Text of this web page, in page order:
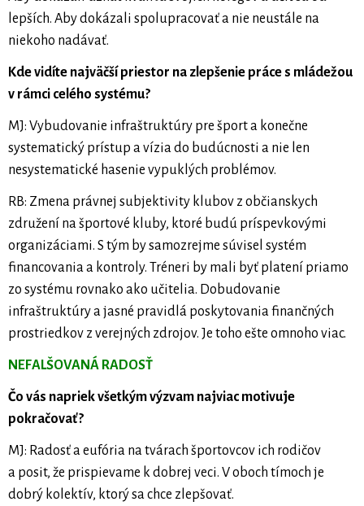
lepších. Aby dokázali spolupracovať a nie neustále na
niekoho nadávať.
Kde vidíte najväčší priestor na zlepšenie práce s mládežou
v rámci celého systému?
MJ: Vybudovanie infraštruktúry pre šport a konečne
systematický prístup a vízia do budúcnosti a nie len
nesystematické hasenie vypuklých problémov.
RB: Zmena právnej subjektivity klubov z občianskych
združení na športové kluby, ktoré budú príspevkovými
organizáciami. S tým by samozrejme súvisel systém
financovania a kontroly. Tréneri by mali byť platení priamo
zo systému rovnako ako učitelia. Dobudovanie
infraštruktúry a jasné pravidlá poskytovania finančných
prostriedkov z verejných zdrojov. Je toho ešte omnoho viac.
NEFALŠOVANÁ RADOSŤ
Čo vás napriek všetkým výzvam najviac motivuje
pokračovať?
MJ: Radosť a eufória na tvárach športovcov ich rodičov
a posit, že prispievame k dobrej veci. V oboch tímoch je
dobrý kolektív, ktorý sa chce zlepšovať.